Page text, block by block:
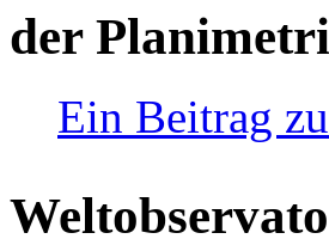
der
Ein Beitrag